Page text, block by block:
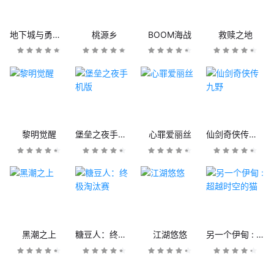
地下城与勇士M 桃源乡 BOOM海战 救赎之地
黎明觉醒 堡垒之夜手机版 心罪爱丽丝 仙剑奇侠传九野
黑潮之上 糖豆人：终极淘汰赛 江湖悠悠 另一个伊甸 : 超越时空的猫